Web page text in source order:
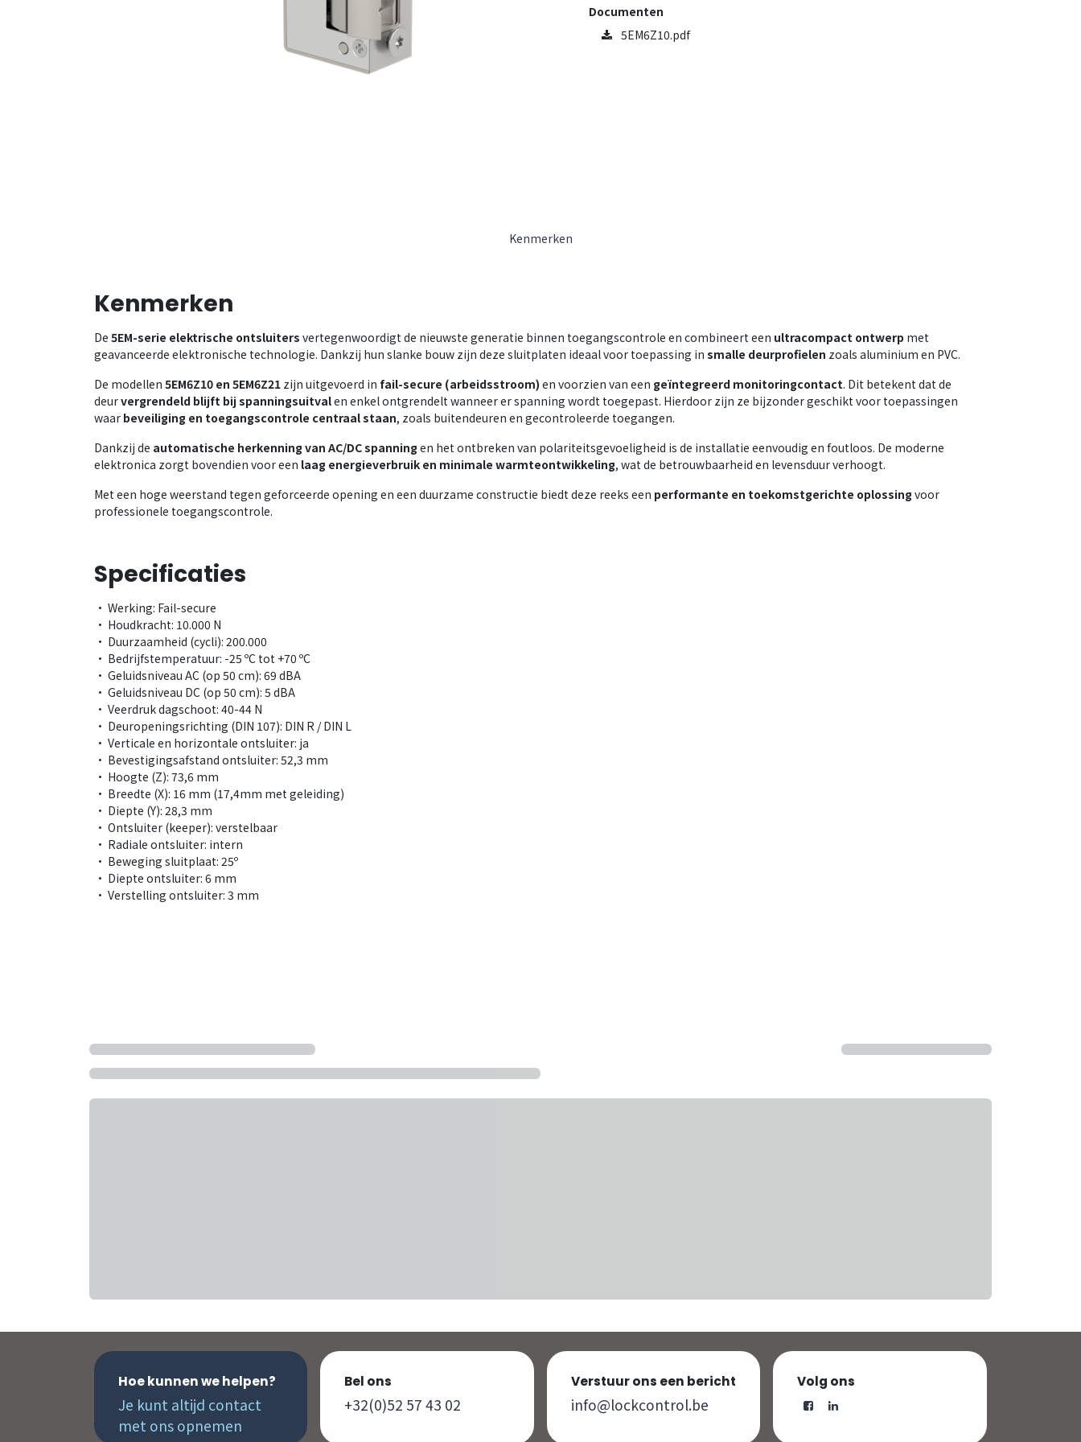
Documenten
5EM6Z10.pdf
Kenmerken
Kenmerken
De 5EM-serie elektrische ontsluiters vertegenwoordigt de nieuwste generatie binnen toegangscontrole en combineert een ultracompact ontwerp met
geavanceerde elektronische technologie. Dankzij hun slanke bouw zijn deze sluitplaten ideaal voor toepassing in smalle deurprofielen zoals aluminium en PVC.
De modellen 5EM6Z10 en 5EM6Z21 zijn uitgevoerd in fail-secure (arbeidsstroom) en voorzien van een geïntegreerd monitoringcontact. Dit betekent dat de
deurvergrendeld blijft bij spanningsuitvalen enkel ontgrendelt wanneer er spanning wordt toegepast. Hierdoor zijn ze bijzonder geschikt voor toepassingen
waar beveiliging en toegangscontrole centraal staan, zoals buitendeuren en gecontroleerde toegangen.
Dankzij de automatische herkenning van AC/DC spanning en het ontbreken van polariteitsgevoeligheid is de installatie eenvoudig en foutloos. De moderne
elektronica zorgt bovendien voor een laag energieverbruik en minimale warmteontwikkeling, wat de betrouwbaarheid en levensduur verhoogt.
Met een hoge weerstand tegen geforceerde opening en een duurzame constructie biedt deze reeks een performante en toekomstgerichte oplossing voor
professionele toegangscontrole.
Specificaties
• Werking: Fail-secure
• Houdkracht: 10.000 N
• Duurzaamheid (cycli): 200.000
• Bedrijfstemperatuur: -25 ºC tot +70 ºC
• Geluidsniveau AC (op 50 cm): 69 dBA
• Geluidsniveau DC (op 50 cm): 5 dBA
• Veerdruk dagschoot: 40-44 N
• Deuropeningsrichting (DIN 107): DIN R / DIN L
• Verticale en horizontale ontsluiter: ja
• Bevestigingsafstand ontsluiter: 52,3 mm
• Hoogte (Z): 73,6 mm
• Breedte (X): 16 mm (17,4mm met geleiding)
• Diepte (Y): 28,3 mm
• Ontsluiter (keeper): verstelbaar
• Radiale ontsluiter: intern
• Beweging sluitplaat: 25º
• Diepte ontsluiter: 6 mm
• Verstelling ontsluiter: 3 mm
Hoe kunnen we helpen?
Je kunt altijd contact
met ons opnemen
Bel ons
+32(0)52 57 43 02
Verstuur ons een bericht
info@lockcontrol.be
Volg ons